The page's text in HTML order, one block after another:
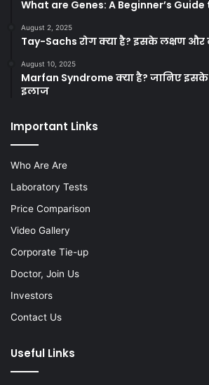
What are Genes: A Beginner’s
August 2, 2025
Tay-Sachs रोग क्या है? इसके लक्षण और
August 10, 2025
Marfan Syndrome क्या है? जानिए
इलाज
Important Links
Who Are Are
Laboratory Tests
Price Comparison
Video Gallery
Corporate Tie-up
Doctor, Join Us
Investors
Contact Us
Useful Links